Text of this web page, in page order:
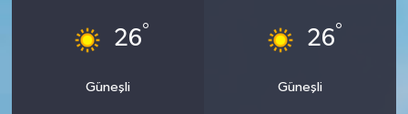
26°
Güneşli
26°
Güneşli